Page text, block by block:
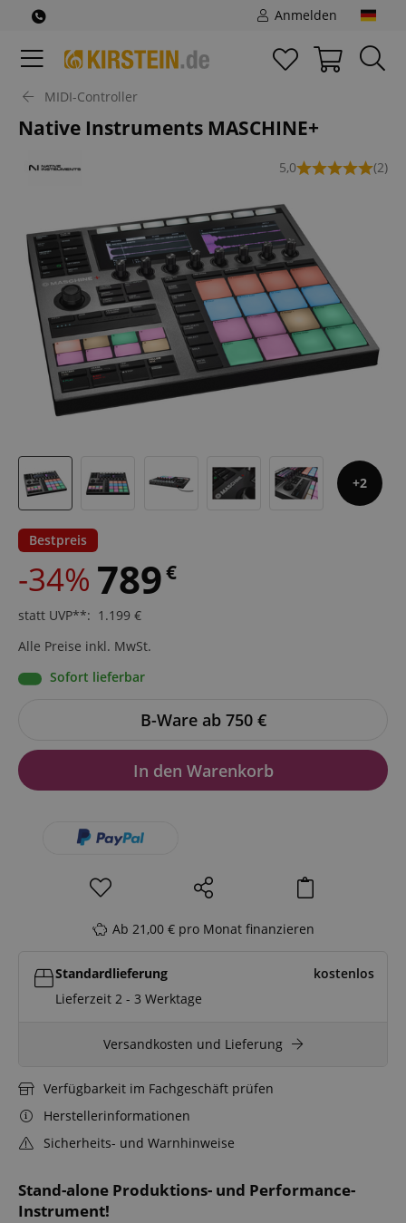
Anmelden
MIDI-Controller
Native Instruments MASCHINE+
5,0 (2)
2
Stand-alone Produktions- und Performance-
Instrument!
Bestpreis
-34% 789€
statt UVP**: 1.199 €
Alle Preise inkl. MwSt.
Sofort lieferbar
B-Ware ab 750 €
In den Warenkorb
Ab 21,00 € pro Monat finanzieren
Standardlieferung
kostenlos
Lieferzeit 2 - 3 Werktage
Versandkosten und Lieferung
Verfügbarkeit im Fachgeschäft prüfen
Herstellerinformationen
Sicherheits- und Warnhinweise